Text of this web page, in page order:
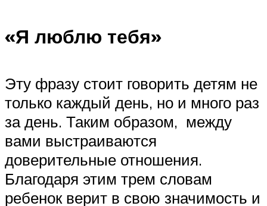
«Я люблю тебя»
Эту фразу стоит говорить детям не
только каждый день, но и много раз
за день. Таким образом, между
вами выстраиваются
доверительные отношения.
Благодаря этим трем словам
ребенок верит в свою значимость и